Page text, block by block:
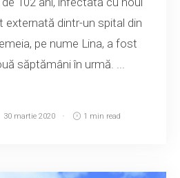
externată dintr-un spital din
pe nume Lina, a fost
săptămâni în urmă. ...
30 martie 2020 1 min read